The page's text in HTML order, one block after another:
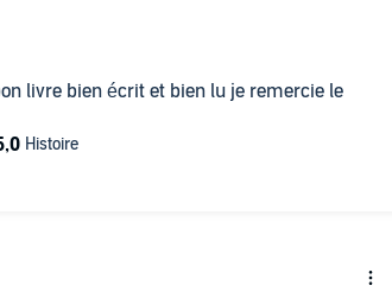
livre bien écrit et bien lu je remercie le